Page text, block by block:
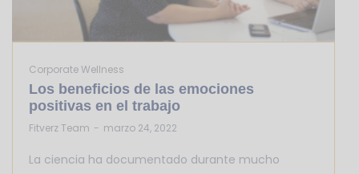
Corporate Wellness
Los beneficios de las emociones
positivas en el trabajo
by
Fitverz Team marzo 24, 2022
La ciencia ha documentado durante mucho